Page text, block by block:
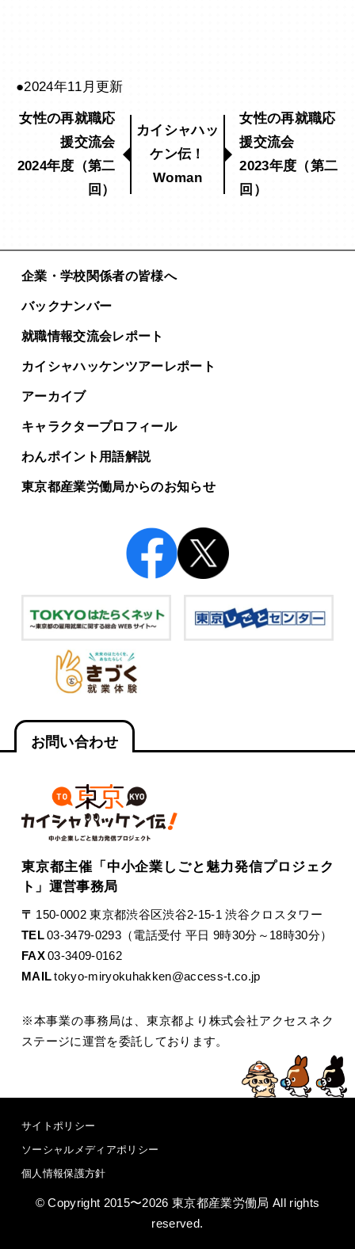
●2024年11月更新
女性の再就職応
援交流会
2024年度（第二
回）
カイシャハッ
ケン伝！
Woman
女性の再就職応
援交流会
2023年度（第二
回）
企業・学校関係者の皆様へ
バックナンバー
就職情報交流会レポート
カイシャハッケンツアーレポート
アーカイブ
キャラクタープロフィール
わんポイント用語解説
東京都産業労働局からのお知らせ
お問い合わせ
東京都主催「中小企業しごと魅力発信プロジェク
ト」運営事務局
〒 150-0002 東京都渋谷区渋谷2-15-1 渋谷クロスタワー
TEL03-3479-0293（電話受付 平日 9時30分～18時30分）
FAX03-3409-0162
MAIL tokyo-miryokuhakken@access-t.co.jp
※本事業の事務局は、東京都より株式会社アクセスネク
ステージに運営を委託しております。
サイトポリシー
ソーシャルメディアポリシー
個人情報保護方針
© Copyright 2015〜2026 東京都産業労働局 All rights
reserved.